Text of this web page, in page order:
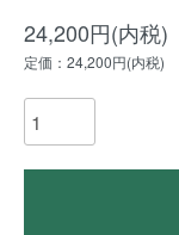
24,200円(内税)
定価：24,200円(内税)